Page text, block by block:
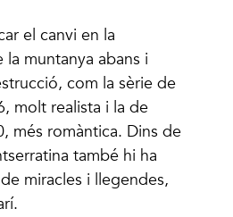
el canvi en la
muntanya abans i
com la sèrie de
molt realista i la de
més romàntica. Dins de
també hi ha
miracles i llegendes,